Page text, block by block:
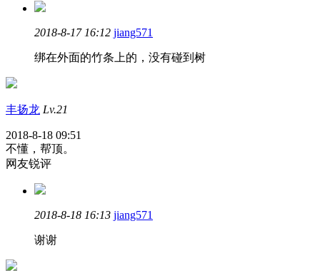
2018-8-17 16:12 jiang571
绑在外面的竹条上的，没有碰到树
丰扬龙 Lv.21
2018-8-18 09:51
不懂，帮顶。
网友锐评
2018-8-18 16:13 jiang571
谢谢